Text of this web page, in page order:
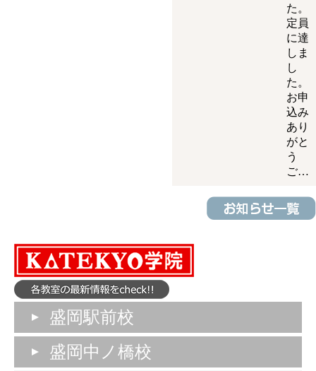
た。
定員
に達
しま
し
た。
お申
込み
あり
がと
う
ご…
盛岡駅前校
盛岡中ノ橋校